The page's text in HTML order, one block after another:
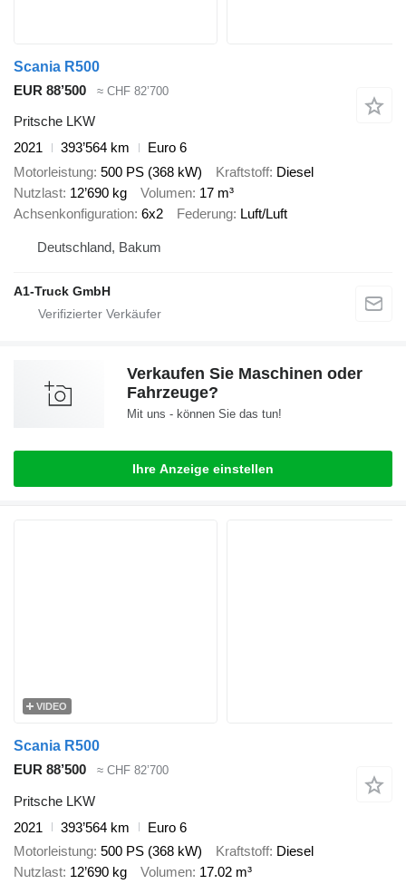
Scania R500
EUR 88’500
≈ CHF 82’700
Pritsche LKW
2021
393’564 km
Euro 6
Motorleistung 500 PS (368 kW) Kraftstoff Diesel
Nutzlast 12’690 kg Volumen 17 m³
Achsenkonfiguration 6x2 Federung Luft/Luft
Deutschland, Bakum
A1-Truck GmbH
Verkaufen Sie Maschinen oder
Fahrzeuge?
Mit uns - können Sie das tun!
Ihre Anzeige einstellen
VIDEO
Scania R500
EUR 88’500
≈ CHF 82’700
Pritsche LKW
2021
393’564 km
Euro 6
Motorleistung 500 PS (368 kW) Kraftstoff Diesel
Nutzlast 12’690 kg Volumen 17.02 m³